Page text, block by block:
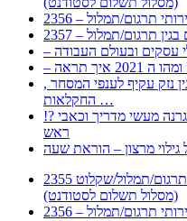
שירותי תרגום/תמלול
בגין תרגום/תמלול
איך תראה
, התעשייה , פיצויי מס רכוש בגין נזק עקיף לענפי המסחר
החקלאות …
!? איך להפרד מהמיגרנה לשחרור ממיגרנה מעשי מדריך וכאבי
ראש
גילוי מרצון – הוראת שעה
2355 דרישה לתשלום עבור מתן שירותי תרגום/תמלול/שקלוט
(מסלול תשלום לסטודנט)
שירותי תרגום/תמלול